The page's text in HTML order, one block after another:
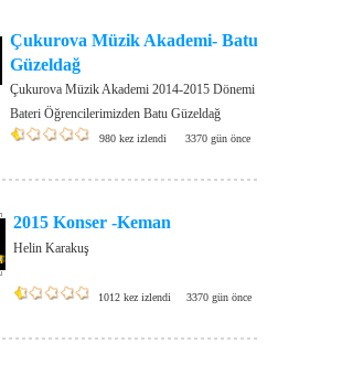
Çukurova Müzik Akademi- Batu
Güzeldağ
Çukurova Müzik Akademi 2014-2015 Dönemi
Bateri Öğrencilerimizden Batu Güzeldağ
980 kez izlendi 3370 gün önce
2015 Konser -Keman
Helin Karakuş
1012 kez izlendi 3370 gün önce